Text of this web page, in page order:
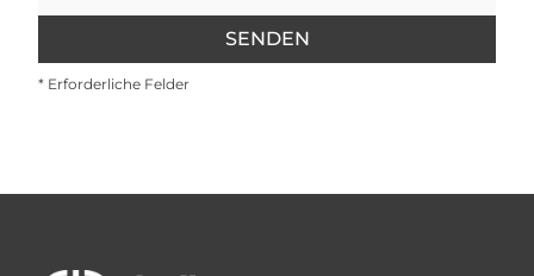
SENDEN
* Erforderliche Felder